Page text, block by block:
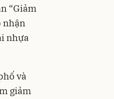
“Giảm
nhận
nhựa
và
giảm